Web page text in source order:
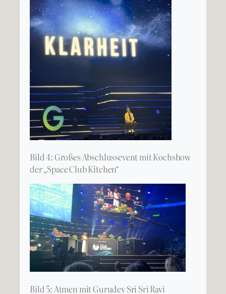
Bild 4: Großes Abschlussevent mit Kochshow
der „Space Club Kitchen“
Bild 5: Atmen mit Gurudev Sri Sri Ravi